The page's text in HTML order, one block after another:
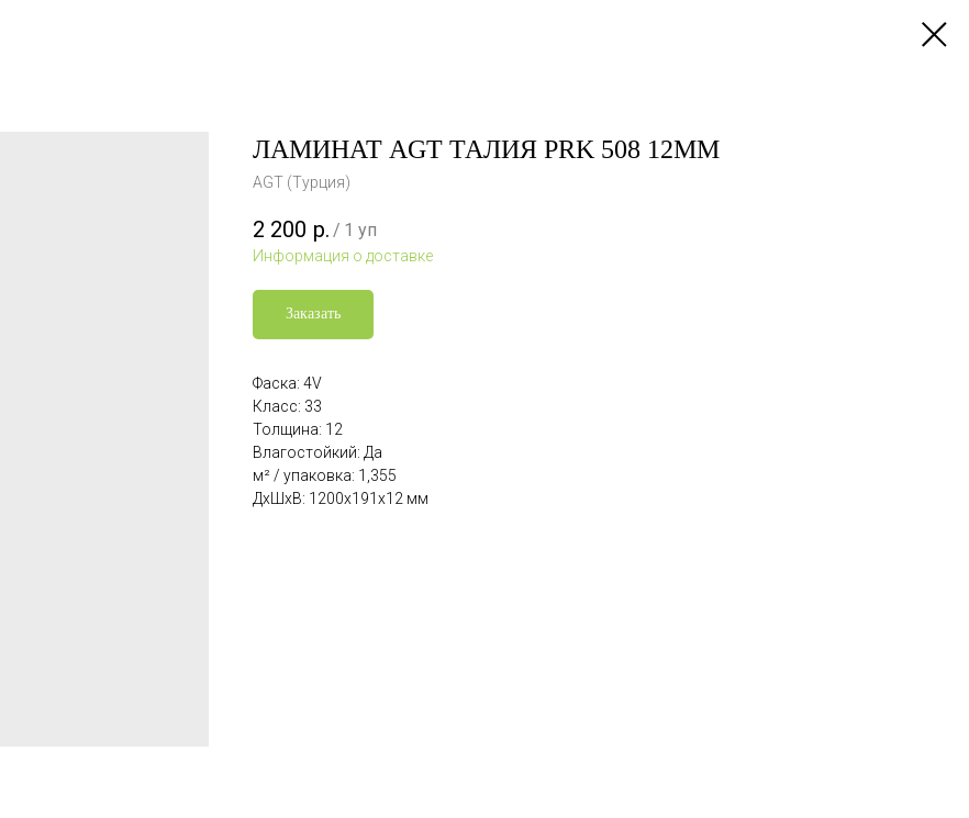
ЛАМИНАТ AGT ТАЛИЯ PRK 508 12ММ
AGT (Турция)
2 200 р. / 1 уп
Информация о доставке
Заказать
Фаска: 4V
Класс: 33
Толщина: 12
Влагостойкий: Да
м² / упаковка: 1,355
ДxШxВ: 1200x191x12 мм